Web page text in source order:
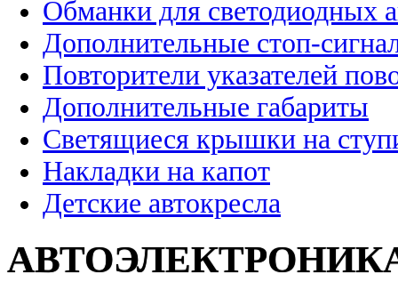
Обманки для светодиодных
Дополнительные стоп-
Повторители указателей
Дополнительные габариты
Светящиеся крышки на
Накладки на капот
Детские автокресла